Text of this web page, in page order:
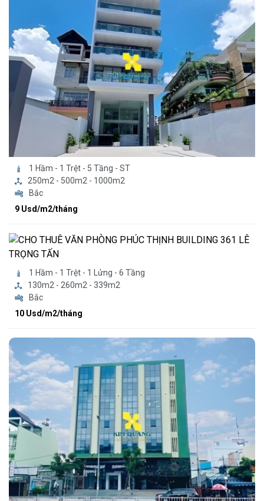
1 Hầm - 1 Trệt - 5 Tầng - ST
250m2 - 500m2 - 1000m2
Bắc
9 Usd/m2/tháng
1 Hầm - 1 Trệt - 1 Lửng - 6 Tầng
130m2 - 260m2 - 339m2
Bắc
10 Usd/m2/tháng